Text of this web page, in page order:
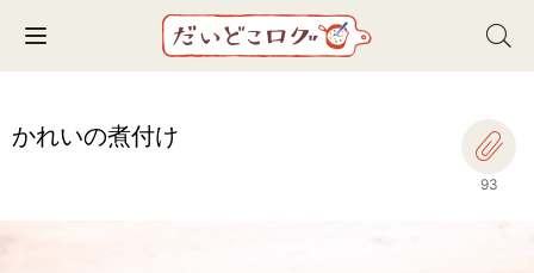
Toggle navigation
かれいの煮付け
93